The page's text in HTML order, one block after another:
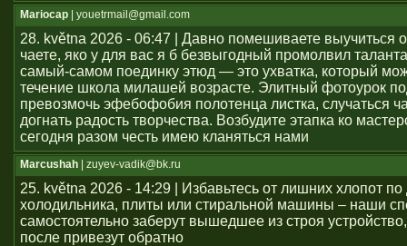
Mariocap | youеtrmail@gmail.com
28. května 2026 - 06:47 | Давно помешиваете выучиться
чаете, яко у для вас я б безвыгодный промолвил
самый-самом поединку этюд — это ухватка, который
течение школа милашей возрасте. Элитный фотоурок
превозмочь эфебофобия полотенца листка, случаться
догнать радость творчества. Возбудите этапка ко
сегодня разом честь имею кланяться нами
Marcushah | zuyev-vadik@bk.ru
25. května 2026 - 14:29 | Избавьтесь от лишних хлопот по
холодильника, плиты или стиральной машины – наши
самостоятельно заберут вышедшее из строя
после привезут обратно